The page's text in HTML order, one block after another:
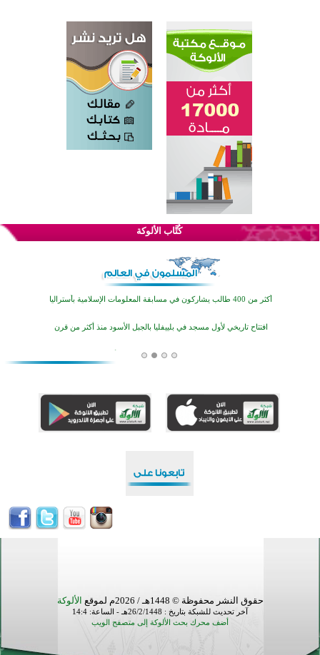
كُتَّاب الألوكة
القرآن والتربية في صدارة البرامج الصيفية للمسلمين في بينزا وساراتوف وموردوفيا هذا العام
اختتام الدورة التاسعة لمسابقة حفظ وتلاوة القرآن الكريم في أزناكاييف
أكثر من 100 شخص يتعرفون على الإسلام خلال يوم المسجد المفتوح في ميلفيل
اختتام منافسات قرآنية متميزة في بنغلاديش بمشاركة 3000 متسابق
أكثر من 400 طالب يشاركون في مسابقة المعلومات الإسلامية بأستراليا
افتتاح تاريخي لأول مسجد في بلييفليا بالجبل الأسود منذ أكثر من قرن
منطقة ريبوفسي تحتفل بميلاد مسجد جديد في أجواء إيمانية مميزة
القرآن والتربية في صدارة البرامج الصيفية للمسلمين في بينزا وساراتوف وموردوفيا هذا العام
حقوق النشر محفوظة © 1448هـ / 2026م لموقع الألوكة
آخر تحديث للشبكة بتاريخ : 26/2/1448هـ - الساعة: 14:4
أضف محرك بحث الألوكة إلى متصفح الويب